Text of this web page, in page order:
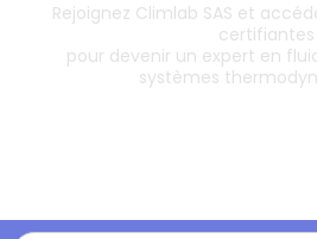
Rejoignez Climlab SAS et
certifiantes
pour devenir un expert en
systèmes